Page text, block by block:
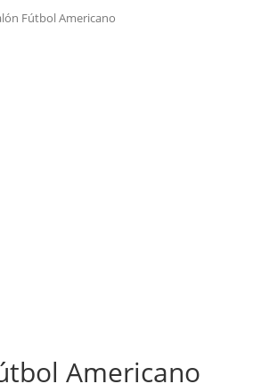
Fútbol Americano
Americano